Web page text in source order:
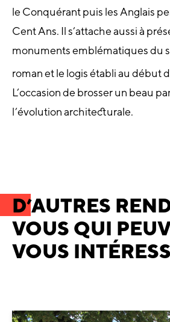
le Conquérant puis les Anglais
Cent Ans. Il s’attache aussi à
monuments emblématiques du
roman et le logis établi au début
L’occasion de brosser un beau
l’évolution architecturale.
D’AUTRES
VOUS QUI
VOUS